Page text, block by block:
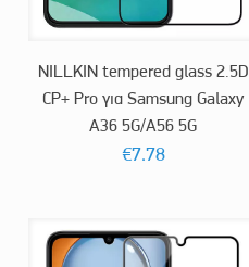
NILLKIN tempered glass 2.5D
CP+ Pro για Samsung Galaxy
A36 5G/A56 5G
€7.78